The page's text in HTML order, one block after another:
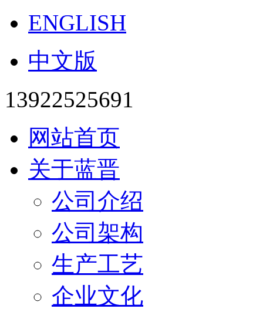
ENGLISH
中文版
13922525691
网站首页
关于蓝晋
公司介绍
公司架构
生产工艺
企业文化